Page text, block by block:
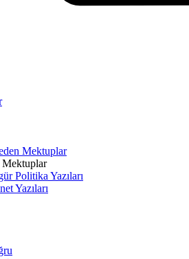
Mektuplar
Mektuplar
Politika Yazıları
Yazıları